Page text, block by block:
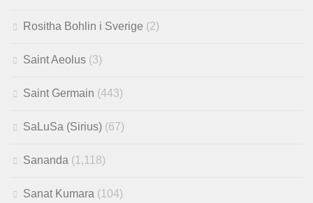
Rositha Bohlin i Sverige (2)
Saint Aeolus (3)
Saint Germain (443)
SaLuSa (Sirius) (67)
Sananda (1,118)
Sanat Kumara (104)